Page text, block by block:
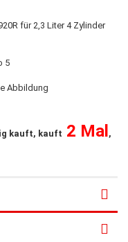
für 2,3 Liter 4 Zylinder
5
Abbildung
kauft, kauft 2 Mal,